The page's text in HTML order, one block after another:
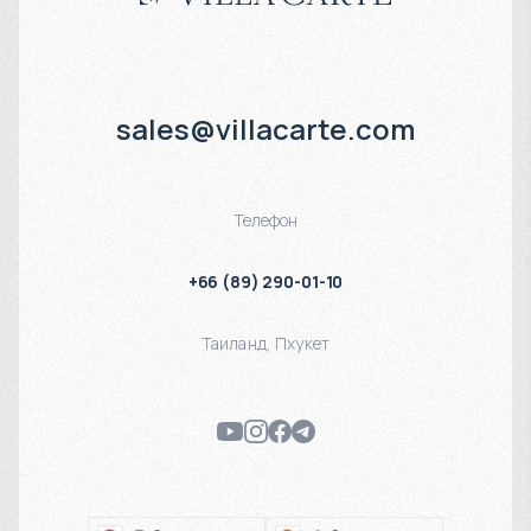
sales@villacarte.com
Телефон
+66 (89) 290-01-10
Таиланд Пхукет